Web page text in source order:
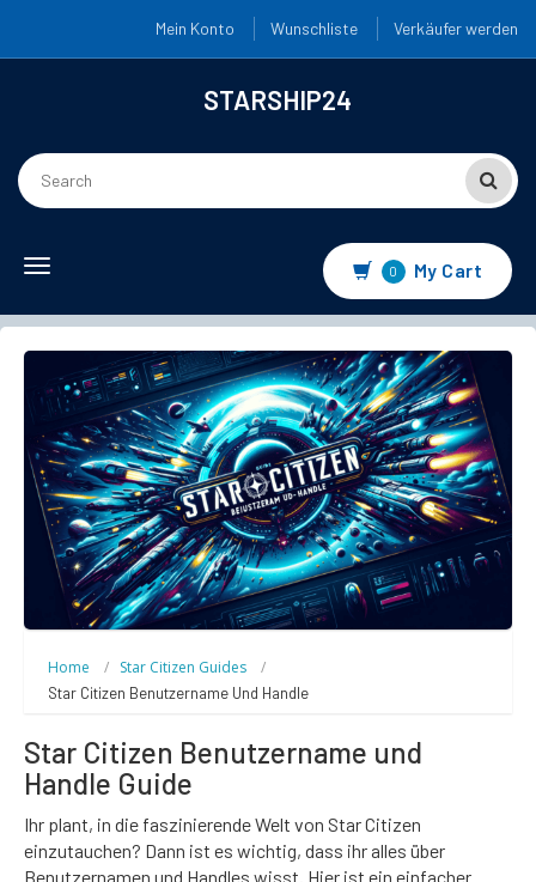
Mein Konto Wunschliste Verkäufer werden
STARSHIP24
Toggle
0 My Cart
Home Star Citizen Guides
Star Citizen Benutzername Und Handle
Star Citizen Benutzername und
Handle Guide
Ihr plant, in die faszinierende Welt von Star Citizen
einzutauchen? Dann ist es wichtig, dass ihr alles über
Benutzernamen und Handles wisst. Hier ist ein einfacher